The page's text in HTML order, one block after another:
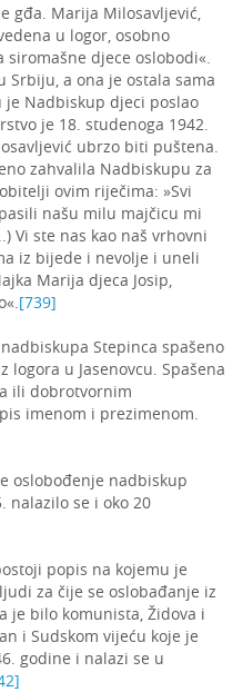
gđa. Marija Milosavljević,
u logor, osobno
siromašne djece oslobodi«.
Srbiju, a ona je ostala sama
Nadbiskup djeci poslao
je 18. studenoga 1942.
ubrzo biti puštena.
zahvalila Nadbiskupu za
ovim riječima: »Svi
našu milu majčicu mi
Vi ste nas kao naš vrhovni
iz bijede i nevolje i uneli
Marija djeca Josip,
[739]
Stepinca spašeno
logora u Jasenovcu. Spašena
ili dobrotvornim
imenom i prezimenom.
oslobođenje nadbiskup
nalazilo se i oko 20
popis na kojemu je
za čije se oslobađanje iz
je bilo komunista, Židova i
i Sudskom vijeću koje je
godine i nalazi se u